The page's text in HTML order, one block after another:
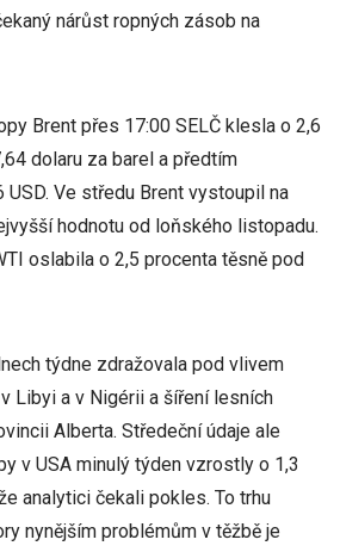
nárůst ropných zásob na
Brent přes 17:00 SELČ klesla o 2,6
dolaru za barel a předtím
USD. Ve středu Brent vystoupil na
hodnotu od loňského listopadu.
oslabila o 2,5 procenta těsně pod
týdne zdražovala pod vlivem
Libyi a v Nigérii a šíření lesních
Alberta. Středeční údaje ale
v USA minulý týden vzrostly o 1,3
analytici čekali pokles. To trhu
nynějším problémům v těžbě je